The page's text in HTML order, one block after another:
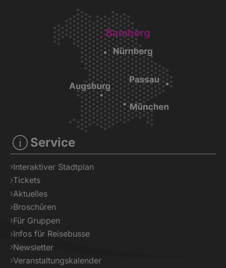
Service
Interaktiver Stadtplan
Tickets
Aktuelles
Broschüren
Für Gruppen
Infos für Reisebusse
Newsletter
Veranstaltungskalender